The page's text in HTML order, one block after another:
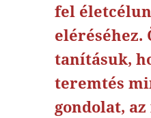
fel
eléréséhez.
tanításuk,
teremtés
gondolat,